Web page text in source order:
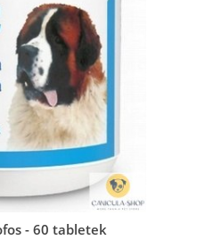
- 60 tabletek